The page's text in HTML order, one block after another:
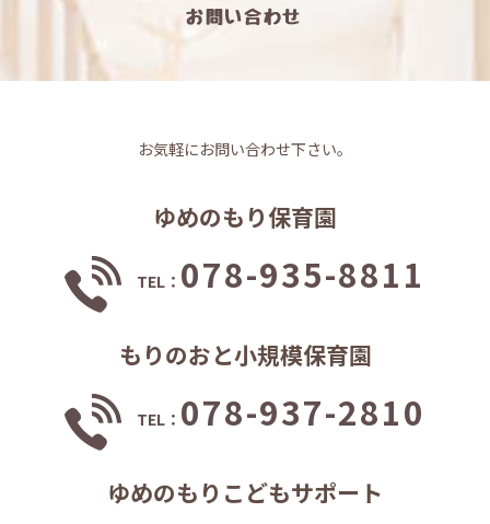
お気軽にお問い合わせ下さい。
ゆめのもり保育園
TEL： 078-935-8811
もりのおと小規模保育園
TEL： 078-937-2810
ゆめのもりこどもサポート